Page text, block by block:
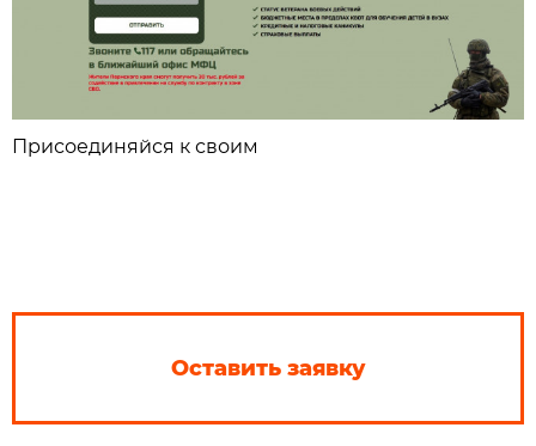
Присоединяйся к своим
Оставить заявку